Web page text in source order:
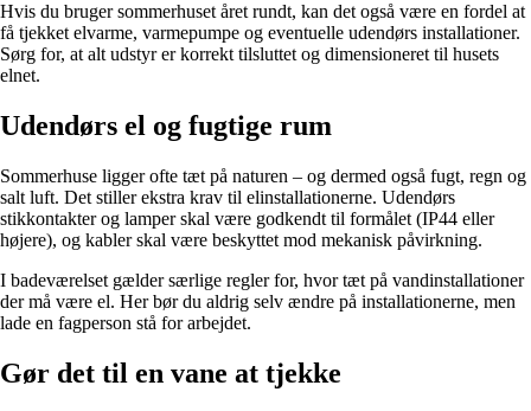
Hvis du bruger sommerhuset året rundt, kan det også være en fordel at
få tjekket elvarme, varmepumpe og eventuelle udendørs installationer.
Sørg for, at alt udstyr er korrekt tilsluttet og dimensioneret til husets
elnet.
Udendørs el og fugtige rum
Sommerhuse ligger ofte tæt på naturen – og dermed også fugt, regn og
salt luft. Det stiller ekstra krav til elinstallationerne. Udendørs
stikkontakter og lamper skal være godkendt til formålet (IP44 eller
højere), og kabler skal være beskyttet mod mekanisk påvirkning.
I badeværelset gælder særlige regler for, hvor tæt på vandinstallationer
der må være el. Her bør du aldrig selv ændre på installationerne, men
lade en fagperson stå for arbejdet.
Gør det til en vane at tjekke